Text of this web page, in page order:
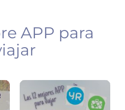
APP para
GPS